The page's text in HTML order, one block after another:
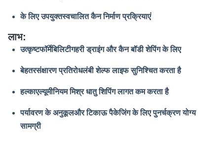
के लिए उपयुक्तस्वचालित कैन निर्माण प्रक्रियाएं
लाभ:
उत्कृष्टफॉर्मेबिलिटीगहरी ड्राइंग और कैन बॉडी शेपिंग के लिए
बेहतरसंक्षारण प्रतिरोधलंबी शेल्फ लाइफ सुनिश्चित करता है
हल्काएल्यूमीनियम मिश्र धातु शिपिंग लागत कम करता है
पर्यावरण के अनुकूलऔर टिकाऊ पैकेजिंग के लिए पुनर्चक्रण योग्य
सामग्री